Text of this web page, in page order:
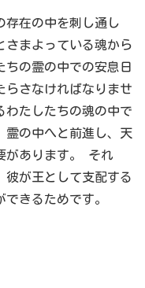
存在の中を刺し通し
さまよっている魂から
ちの霊の中での安息日
らさなければなりませ
わたしたちの魂の中で
霊の中へと前進し、天
があります。 それ
彼が王として支配する
きるためです。